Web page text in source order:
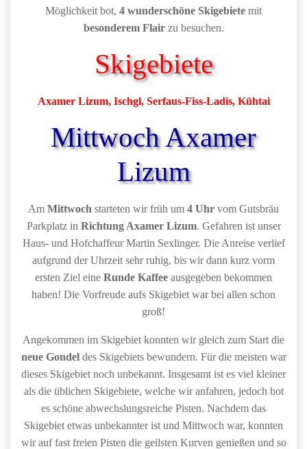
Möglichkeit bot, 4 wunderschöne Skigebiete mit
besonderem Flairzu besuchen.
Skigebiete
Axamer Lizum, Ischgl, Serfaus-Fiss-Ladis, Kühtai
Mittwoch Axamer
Lizum
Am Mittwoch starteten wir früh um 4 Uhr vom Gutsbräu
Parkplatz in Richtung Axamer Lizum. Gefahren ist unser
Haus- und Hofchaffeur Martin Sexlinger. Die Anreise verlief
aufgrund der Uhrzeit sehr ruhig, bis wir dann kurz vorm
ersten Ziel eine Runde Kaffee ausgegeben bekommen
haben! Die Vorfreude aufs Skigebiet war bei allen schon
groß!
Angekommen im Skigebiet konnten wir gleich zum Start die
neue Gondel des Skigebiets bewundern. Für die meisten war
dieses Skigebiet noch unbekannt. Insgesamt ist es viel kleiner
als die üblichen Skigebiete, welche wir anfahren, jedoch bot
es schöne abwechslungsreiche Pisten. Nachdem das
Skigebiet etwas unbekannter ist und Mittwoch war, konnten
wir auf fast freien Pisten die geilsten Kurven genießen und so